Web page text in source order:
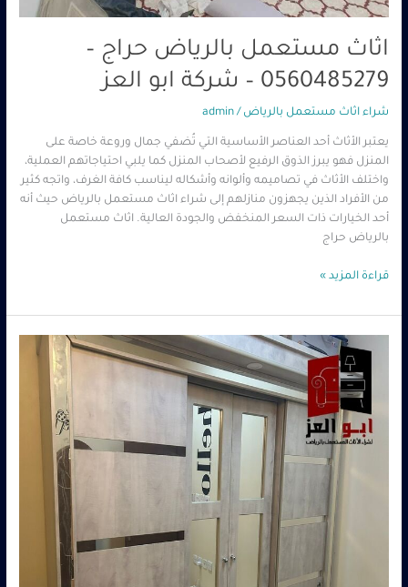
اثاث مستعمل بالرياض حراج –
0560485279 – شركة ابو العز
شراء اثاث مستعمل بالرياض /
admin
يعتبر الأثاث أحد العناصر الأساسية التي تُضفي جمال وروعة خاصة على
المنزل فهو يبرز الذوق الرفيع لأصحاب المنزل كما يلبي احتياجاتهم العملية،
واختلف الأثاث في تصاميمه وألوانه وأشكاله ليناسب كافة الغرف، واتجه كثير
من الأفراد الذين يجهزون منازلهم إلى شراء اثاث مستعمل بالرياض حيث أنه
أحد الخيارات ذات السعر المنخفض والجودة العالية. اثاث مستعمل
بالرياض حراج
قراءة المزيد »
مستعمل
بالرياض
0560485279